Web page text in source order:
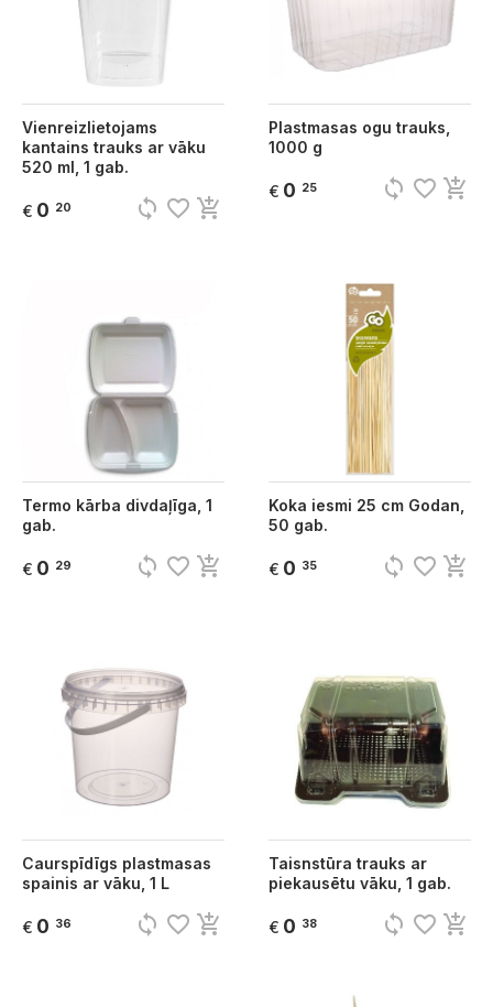
Vienreizlietojams
kantains trauks ar vāku
520 ml, 1 gab.
€ 0 20 sync favorite_border add_shopping_cart
Plastmasas ogu trauks,
1000 g
€ 0 25 sync favorite_border add_shopping_cart
Termo kārba divdaļīga, 1
gab.
€ 0 29 sync favorite_border add_shopping_cart
Koka iesmi 25 cm Godan,
50 gab.
€ 0 35 sync favorite_border add_shopping_cart
Caurspīdīgs plastmasas
spainis ar vāku, 1 L
€ 0 36 sync favorite_border add_shopping_cart
Taisnstūra trauks ar
piekausētu vāku, 1 gab.
€ 0 38 sync favorite_border add_shopping_cart